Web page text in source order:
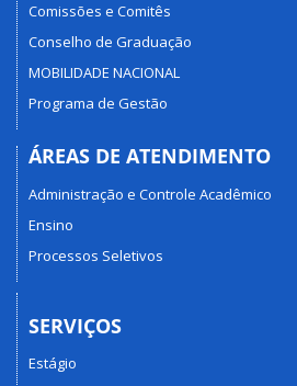
Comissões e Comitês
Conselho de Graduação
MOBILIDADE NACIONAL
Programa de Gestão
ÁREAS DE ATENDIMENTO
Administração e Controle Acadêmico
Ensino
Processos Seletivos
SERVIÇOS
Estágio